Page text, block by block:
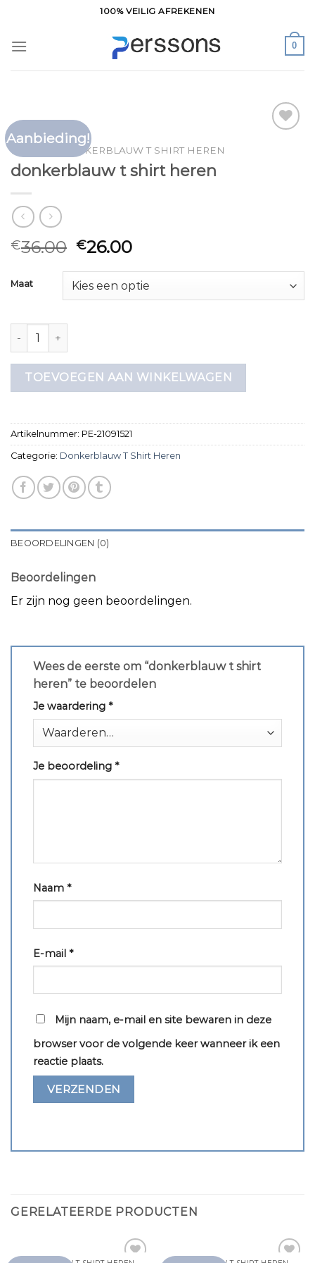
inhoud
100% VEILIG AFREKENEN
0
Aanbieding!
HOME DONKERBLAUW T SHIRT HEREN
donkerblauw t shirt heren
€36.00 €26.00
Maat
donkerblauw t shirt heren aantal
TOEVOEGEN AAN WINKELWAGEN
Artikelnummer: PE-21091521
Categorie: Donkerblauw T Shirt Heren
BEOORDELINGEN (0)
Beoordelingen
Er zijn nog geen beoordelingen.
Wees de eerste om “donkerblauw t shirt
heren” te beoordelen
Je waardering *
Je beoordeling *
Naam *
E-mail *
Mijn naam, e-mail en site bewaren in deze
browser voor de volgende keer wanneer ik een
reactie plaats.
GERELATEERDE PRODUCTEN